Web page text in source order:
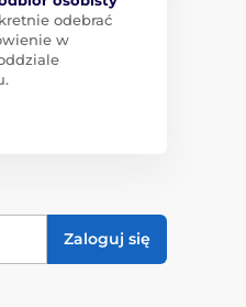
odebrać
w
Zaloguj się